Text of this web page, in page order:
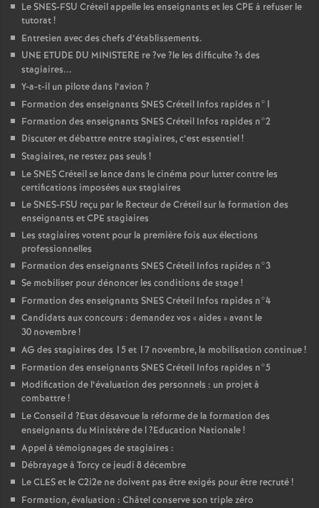
LeSNES-FSU Créteil appelle les enseignants et les CPE à refuser le
tutorat!
Entretien avec des chefs d’établissements.
UNE ETUDE DU MINISTERE re?ve?le les difficulte?s des
stagiaires...
Y-a-t-il un pilote dans l’avion ?
Formation des enseignants SNESCréteil Infos rapides n°1
Formation des enseignants SNESCréteil Infos rapides n°2
Discuter et débattre entre stagiaires, c’est essentiel!
Stagiaires, ne restez pas seuls !
LeSNESCréteil se lance dans le cinéma pour lutter contre les
certifications imposées aux stagiaires
LeSNES-FSU reçu par le Recteur de Créteil sur la formation des
enseignants etCPE stagiaires
Les stagiaires votent pour la première fois aux élections
professionnelles
Formation des enseignants SNESCréteil Infos rapides n°3
Se mobiliser pour dénoncer les conditions de stage!
Formation des enseignants SNESCréteil Infos rapides n°4
Candidats aux concours : demandez vos «aides » avant le
30 novembre!
AG des stagiaires des 15 et 17 novembre, la mobilisation continue!
Formation des enseignants SNESCréteil Infos rapides n°5
Modification de l’évaluation des personnels : un projet à
combattre!
Le Conseil d ?Etat désavoue la réforme de la formation des
enseignants du Ministère de l?Education Nationale!
Appel à témoignages de stagiaires :
Débrayage à Torcy ce jeudi 8 décembre
LeCLESet le C2i2e ne doivent pas être exigés pour être recruté!
Formation, évaluation : Châtel conserve son triple zéro